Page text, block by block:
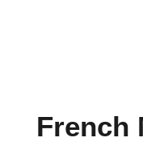
French